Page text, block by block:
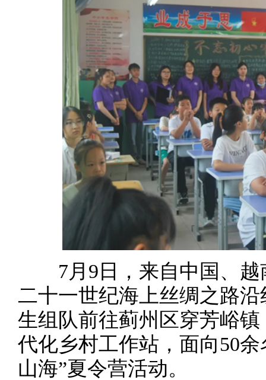
7月9日，来自中国、越
二十一世纪海上丝绸之路
生组队前往蓟州区穿芳峪
代化乡村工作站，面向50
山海”夏令营活动。